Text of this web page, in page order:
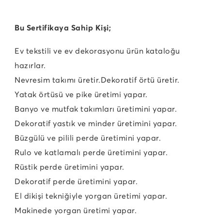
Bu Sertifikaya Sahip Kişi;
Ev tekstili ve ev dekorasyonu ürün kataloğu
hazırlar.
Nevresim takımı üretir.Dekoratif örtü üretir.
Yatak örtüsü ve pike üretimi yapar.
Banyo ve mutfak takımları üretimini yapar.
Dekoratif yastık ve minder üretimini yapar.
Büzgülü ve pilili perde üretimini yapar.
Rulo ve katlamalı perde üretimini yapar.
Rüstik perde üretimini yapar.
Dekoratif perde üretimini yapar.
El dikişi tekniğiyle yorgan üretimi yapar.
Makinede yorgan üretimi yapar.